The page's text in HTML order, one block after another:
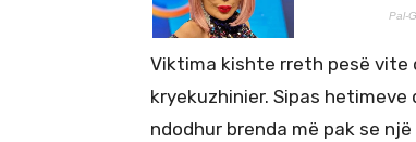
Viktima kishte rreth pesë vite
kryekuzhinier. Sipas
ndodhur brenda më pak se